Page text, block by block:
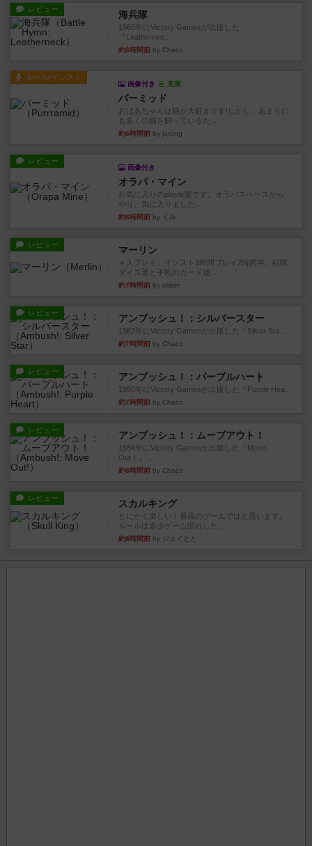
レビュー 海兵隊
1988年にVictory Gamesが出版した
『Leathernec...
約6時間前 by Chaco
ルール/インスト
画像付き 充実
パーミッド
おばあちゃんは猫が大好きです!しかし、あまりに
も多くの猫を飼っているた...
約6時間前 by jurong
レビュー
画像付き
オラパ・マイン
お気に入りのplayte製です。オラパスペースから
やり、気に入りました...
約6時間前 by くみ
レビュー マーリン
４人プレイ。インスト1時間プレイ2時間半。結構
ダイス運と手札のカード運...
約7時間前 by oliber
レビュー アンブッシュ！：シルバースター
1987年にVictory Gamesが出版した『Silver Sta...
約7時間前 by Chaco
レビュー アンブッシュ！：パープルハート
1985年にVictory Gamesが出版した『Purple Hea...
約7時間前 by Chaco
レビュー アンブッシュ！：ムーブアウト！
1984年にVictory Gamesが出版した『Move
Out！』...
約8時間前 by Chaco
レビュー スカルキング
とにかく楽しい！最高のゲームではと思います。
ルールは多少ゲーム慣れした...
約8時間前 by ジェイとと